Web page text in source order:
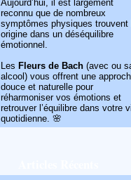
Aujourd’hui, il est largement
reconnu que de nombreux
symptômes physiques trouvent
origine dans un déséquilibre
émotionnel.
Les Fleurs de Bach (avec ou
alcool) vous offrent une
douce et naturelle pour
réharmoniser vos émotions et
retrouver l’équilibre dans votre
quotidienne. 🌸